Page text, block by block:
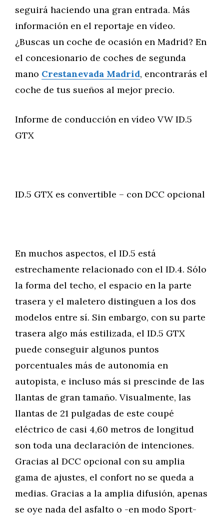
seguirá haciendo una gran entrada. Más
información en el reportaje en vídeo.
¿Buscas un coche de ocasión en Madrid? En
el concesionario de coches de segunda
mano Crestanevada Madrid, encontrarás el
coche de tus sueños al mejor precio.
Informe de conducción en vídeo VW ID.5
GTX
ID.5 GTX es convertible – con DCC opcional
En muchos aspectos, el ID.5 está
estrechamente relacionado con el ID.4. Sólo
la forma del techo, el espacio en la parte
trasera y el maletero distinguen a los dos
modelos entre sí. Sin embargo, con su parte
trasera algo más estilizada, el ID.5 GTX
puede conseguir algunos puntos
porcentuales más de autonomía en
autopista, e incluso más si prescinde de las
llantas de gran tamaño. Visualmente, las
llantas de 21 pulgadas de este coupé
eléctrico de casi 4,60 metros de longitud
son toda una declaración de intenciones.
Gracias al DCC opcional con su amplia
gama de ajustes, el confort no se queda a
medias. Gracias a la amplia difusión, apenas
se oye nada del asfalto o -en modo Sport-